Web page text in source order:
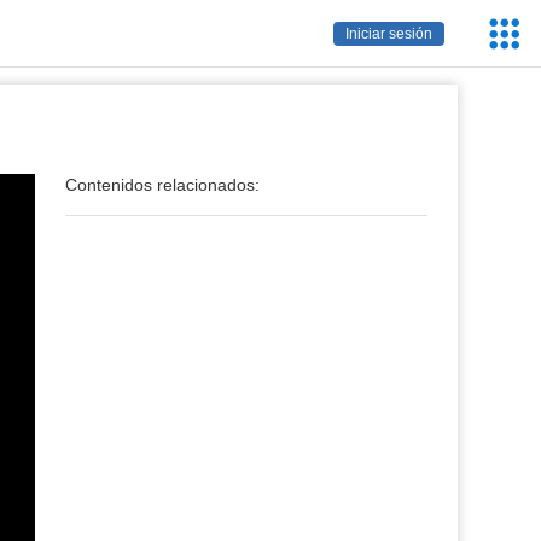
Iniciar sesión
Contenidos relacionados: